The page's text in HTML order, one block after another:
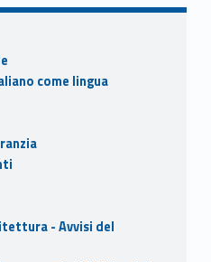
come lingua
- Avvisi del